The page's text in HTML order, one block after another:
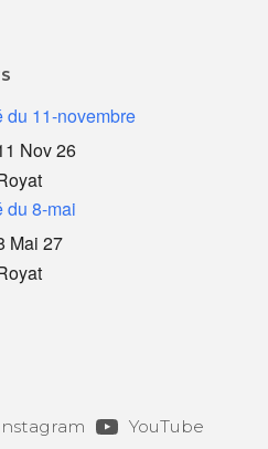
du 11-novembre
Nov 26
du 8-mai
Mai 27
YouTube